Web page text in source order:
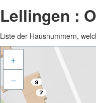
Lellingen :
Liste der Hausnummern,
+
–